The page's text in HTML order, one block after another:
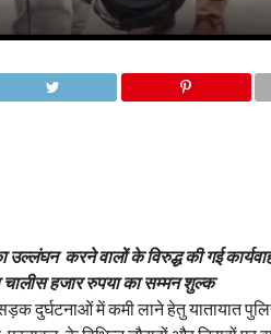
करने वालों के विरुद्ध की गई
हजार रुपया का सम्मन शुल्क
दुर्घटनाओं में कमी लाने हेतु यातायात